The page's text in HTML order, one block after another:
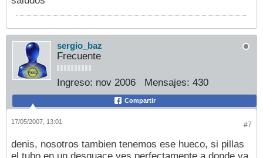
sergio_baz
Frecuente
Ingreso: nov 2006 Mensajes: 430
Compartir
#7
17/05/2007, 13:01
denis, nosotros tambien tenemos ese hueco, si pillas